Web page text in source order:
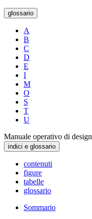
glossario
A
B
C
D
E
I
M
O
S
T
U
Manuale operativo di design
indici e glossario
contenuti
figure
tabelle
glossario
Sommario